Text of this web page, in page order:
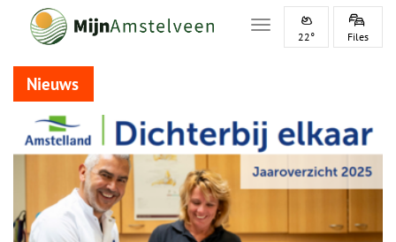
Toggle navigation
22° Files
Nieuws